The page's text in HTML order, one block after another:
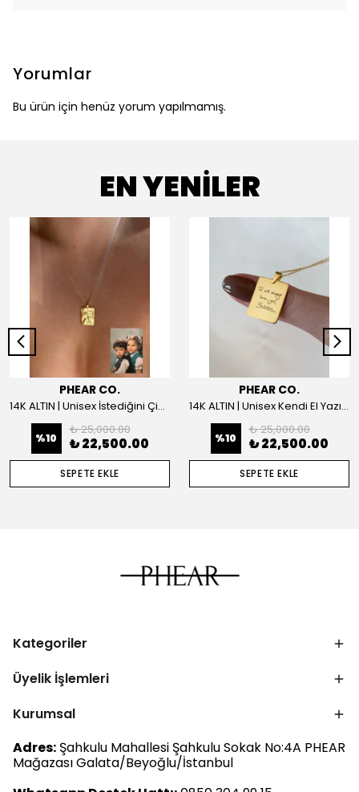
Yorumlar
Bu ürün için henüz yorum yapılmamış.
EN YENİLER
PHEAR CO.
14K ALTIN | Unisex İstediğini Çizdir Kolye
%10
₺ 25,000.00
₺ 22,500.00
SEPETE EKLE
PHEAR CO.
14K ALTIN | Unisex Kendi El Yazın ile İstediğini Yazdır Plaka Kolye
%10
₺ 25,000.00
₺ 22,500.00
SEPETE EKLE
Kategoriler
Üyelik İşlemleri
Kurumsal
Adres: Şahkulu Mahallesi Şahkulu Sokak No:4A PHEAR
Mağazası Galata/Beyoğlu/İstanbul